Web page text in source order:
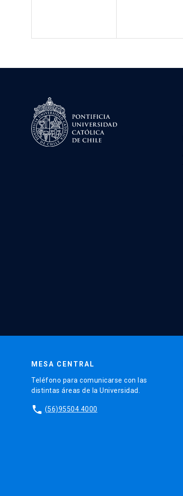
MESA CENTRAL
Teléfono para comunicarse con las
distintas áreas de la Universidad.
phone (56)95504 4000